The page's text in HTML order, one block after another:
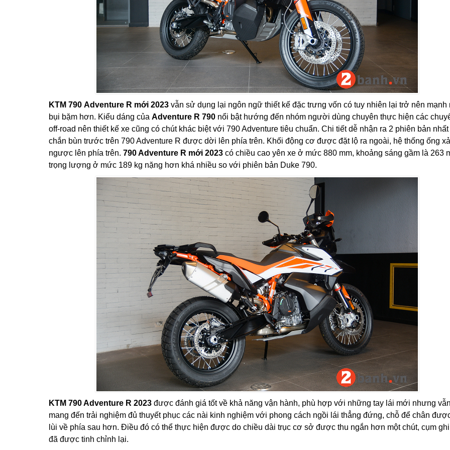
KTM 790 Adventure R mới 2023 vẫn sử dụng lại ngôn ngữ thiết kế đặc trưng vốn có tuy nhiên lại trở nên mạnh
bụi bặm hơn. Kiểu dáng của Adventure R 790 nổi bật hướng đến nhóm người dùng chuyên thực hiện các
off-road nên thiết kế xe cũng có chút khác biệt với 790 Adventure tiêu chuẩn. Chi tiết dễ nhận ra 2 phiên bản nhất
chắn bùn trước trên 790 Adventure R được dời lên phía trên. Khối động cơ được đặt lộ ra ngoài, hệ thống ống
ngược lên phía trên. 790 Adventure R mới 2023 có chiều cao yên xe ở mức 880 mm, khoảng sáng gầm là 263
trọng lượng ở mức 189 kg nặng hơn khá nhiều so với phiên bản Duke 790.
KTM 790 Adventure R 2023 được đánh giá tốt về khả năng vận hành, phù hợp với những tay lái mới nhưng vẫn
mang đến trải nghiệm đủ thuyết phục các nài kinh nghiệm với phong cách ngồi lái thẳng đứng, chỗ để chân
lùi về phía sau hơn. Điều đó có thể thực hiện được do chiều dài trục cơ sở được thu ngắn hơn một chút, cụm
đã được tinh chỉnh lại.